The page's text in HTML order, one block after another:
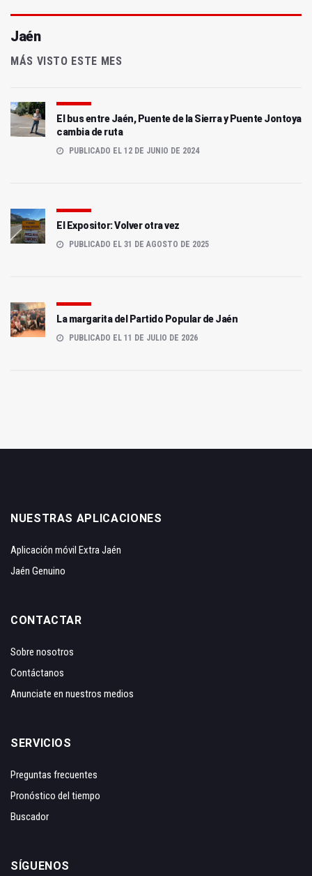
Jaén
MÁS VISTO ESTE MES
El bus entre Jaén, Puente de la Sierra y Puente Jontoya
cambia de ruta
PUBLICADO EL 12 DE JUNIO DE 2024
El Expositor: Volver otra vez
PUBLICADO EL 31 DE AGOSTO DE 2025
La margarita del Partido Popular de Jaén
PUBLICADO EL 11 DE JULIO DE 2026
NUESTRAS APLICACIONES
Aplicación móvil Extra Jaén
Jaén Genuino
CONTACTAR
Sobre nosotros
Contáctanos
Anunciate en nuestros medios
SERVICIOS
Preguntas frecuentes
Pronóstico del tiempo
Buscador
SÍGUENOS